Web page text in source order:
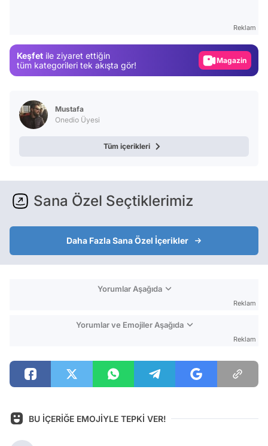
Reklam
Keşfet ile ziyaret ettiğin
tüm kategorileri tek akışta gör!
Magazin
Mustafa
Onedio Üyesi
Tüm içerikleri
Sana Özel Seçtiklerimiz
Daha Fazla Sana Özel İçerikler
Yorumlar Aşağıda
Reklam
Yorumlar ve Emojiler Aşağıda
Reklam
BU İÇERİĞE EMOJİYLE TEPKİ VER!